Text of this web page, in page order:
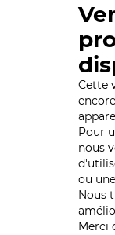
Cette
Pour
nous
ou
Nous
Merci